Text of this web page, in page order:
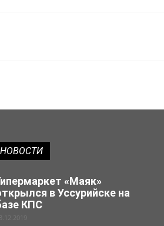
«Маяк»
в Уссурийске на
КПС
23.12.2019